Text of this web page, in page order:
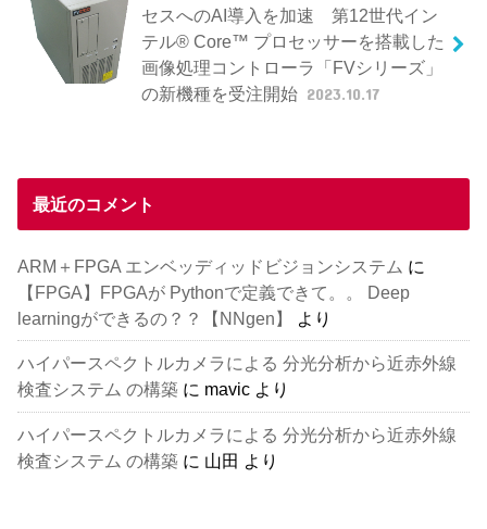
セスへのAI導入を加速 第12世代イン
テル® Core™ プロセッサーを搭載した
画像処理コントローラ「FVシリーズ」
の新機種を受注開始 2023.10.17
最近のコメント
ARM＋FPGA エンベッディッドビジョンシステム に
【FPGA】FPGAが Pythonで定義できて。。 Deep
learningができるの？？【NNgen】
より
ハイパースペクトルカメラによる 分光分析から近赤外線
検査システム の構築 に mavic より
ハイパースペクトルカメラによる 分光分析から近赤外線
検査システム の構築 に 山田 より